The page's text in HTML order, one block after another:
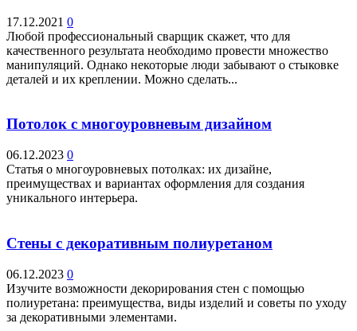
17.12.2021 0
Любой профессиональный сварщик скажет, что для
качественного результата необходимо провести множество
манипуляций. Однако некоторые люди забывают о стыковке
деталей и их креплении. Можно сделать...
Потолок с многоуровневым дизайном
06.12.2023 0
Статья о многоуровневых потолках: их дизайне,
преимуществах и вариантах оформления для создания
уникального интерьера.
Стены с декоративным полиуретаном
06.12.2023 0
Изучите возможности декорирования стен с помощью
полиуретана: преимущества, виды изделий и советы по уходу
за декоративными элементами.